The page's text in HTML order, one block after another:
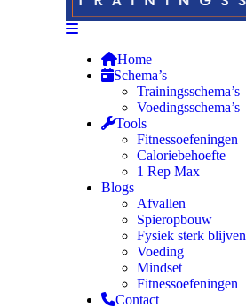
Home
Schema’s
Trainingsschema’s
Voedingsschema’s
Tools
Fitnessoefeningen
Caloriebehoefte
1 Rep Max
Blogs
Afvallen
Spieropbouw
Fysiek sterk blijven
Voeding
Mindset
Fitnessoefeningen
Contact